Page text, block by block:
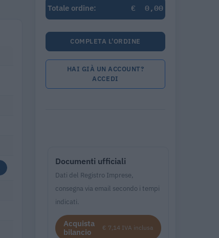
Totale ordine:
€ 0,00
COMPLETA L'ORDINE
HAI GIÀ UN ACCOUNT?
ACCEDI
Documenti ufficiali
Dati del Registro Imprese,
consegna via email secondo i tempi
indicati.
Acquista
bilancio
€ 7,14 IVA inclusa